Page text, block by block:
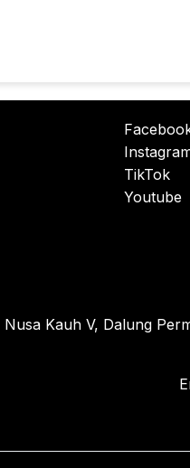
TikTok
Youtube
Kauh V, Dalung